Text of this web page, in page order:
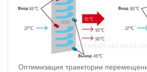
Оптимизация траектории